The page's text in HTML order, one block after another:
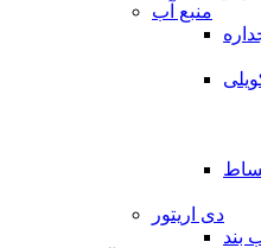
منبع آب
دی اریتور
بند